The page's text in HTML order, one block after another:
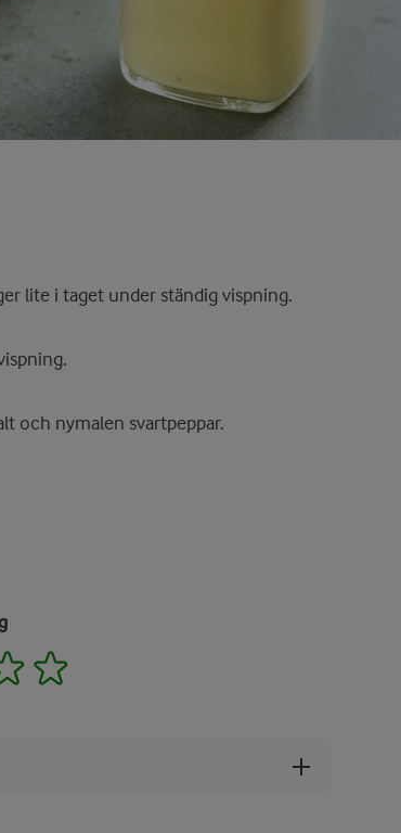
lite i taget under ständig vispning.
och nymalen svartpeppar.
4